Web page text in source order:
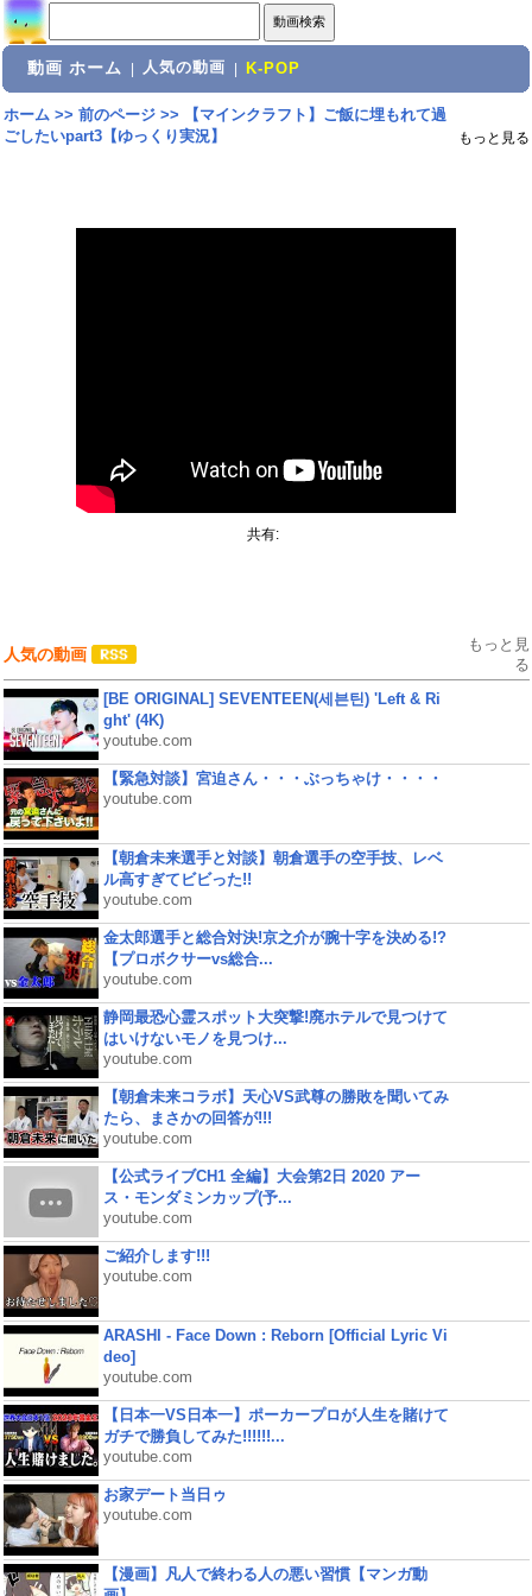
動画 ホーム 人気の動画 K-POP
ホーム>> 前のページ>>
【マインクラフト】ご飯に埋もれて過
ごしたいpart3【ゆっくり実況】
もっと見る
共有:
人気の動画
もっと見
る
[BE ORIGINAL] SEVENTEEN(세븐틴) 'Left & Ri
ght' (4K)
youtube.com
【緊急対談】宮迫さん・・・ぶっちゃけ・・・・
youtube.com
【朝倉未来選手と対談】朝倉選手の空手技、レベ
ル高すぎてビビった!!
youtube.com
金太郎選手と総合対決!京之介が腕十字を決める!?
【プロボクサーvs総合...
youtube.com
静岡最恐心霊スポット大突撃!廃ホテルで見つけて
はいけないモノを見つけ...
youtube.com
【朝倉未来コラボ】天心VS武尊の勝敗を聞いてみ
たら、まさかの回答が!!!
youtube.com
【公式ライブCH1 全編】大会第2日 2020 アー
ス・モンダミンカップ(予...
youtube.com
ご紹介します!!!
youtube.com
ARASHI - Face Down : Reborn [Official Lyric Vi
deo]
youtube.com
【日本一VS日本一】ポーカープロが人生を賭けて
ガチで勝負してみた!!!!!!...
youtube.com
お家デート当日ゥ
youtube.com
【漫画】凡人で終わる人の悪い習慣【マンガ動